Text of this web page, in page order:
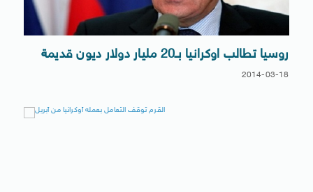
روسيا تطالب اوكرانيا بـ20 مليار دولار ديون قديمة
2014-03-18